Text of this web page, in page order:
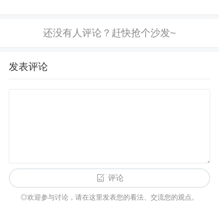
重要。在上月致印度石油与天然气部的一封信中，I
加油基础设施”——该提案最初于2023年2月提出，
但政府至今尚未作出决定。据业内消息人士透露，I
市场分析
原糖方面，26/27榨季巴西累计制糖比预期
同比下滑，但市场持续上调巴西甘蔗估产，基本抵
机构重仓股和持股动向备受市场关注。
发表评论
评论
◎欢迎参与讨论，请在这里发表您的看法、交流您的观点。